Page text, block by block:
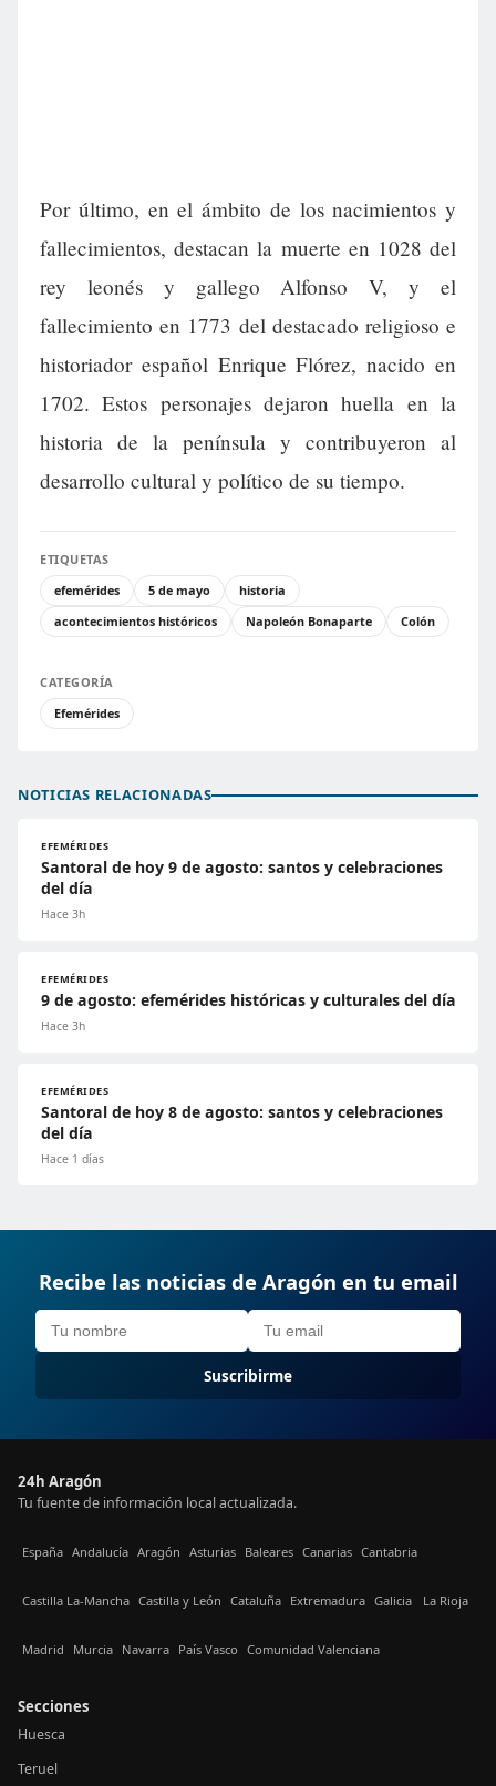
Por último, en el ámbito de los nacimientos y
fallecimientos, destacan la muerte en 1028 del
rey leonés y gallego Alfonso V, y el
fallecimiento en 1773 del destacado religioso e
historiador español Enrique Flórez, nacido en
1702. Estos personajes dejaron huella en la
historia de la península y contribuyeron al
desarrollo cultural y político de su tiempo.
ETIQUETAS
efemérides
5 de mayo
historia
acontecimientos históricos
Napoleón Bonaparte Colón
CATEGORÍA
Efemérides
NOTICIAS RELACIONADAS
EFEMÉRIDES
Santoral de hoy 9 de agosto: santos y celebraciones
del día
Hace 3h
EFEMÉRIDES
9 de agosto: efemérides históricas y culturales del día
Hace 3h
EFEMÉRIDES
Santoral de hoy 8 de agosto: santos y celebraciones
del día
Hace 1 días
Recibe las noticias de Aragón en tu email
Suscribirme
24h Aragón
Tu fuente de información local actualizada.
España Andalucía Aragón Asturias Baleares Canarias Cantabria
Castilla La-Mancha Castilla y León Cataluña Extremadura Galicia La Rioja
Madrid Murcia Navarra País Vasco Comunidad Valenciana
Secciones
Huesca
Teruel